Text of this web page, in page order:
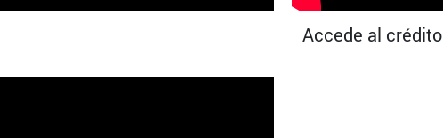
Accede al crédito